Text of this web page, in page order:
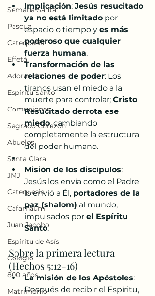
Semana Santa
Pascua
Catequesis
Effetá
Adoración
Espíritu Santo
Comuniones
Sagrado Corazón
Abuelos
Santa Clara
JMJ
Catequesis
Cafarnaúm
Juan Jacobo
Espíritu de Asís
Colegio
800 años
Matrimonio
Implicación: Jesús resucitado
ya no está limitado por
espacio o tiempo y es más
poderoso que cualquier
fuerza humana.
Transformación de las
relaciones de poder: Los
tiranos usan el miedo a la
muerte para controlar; Cristo
Resucitado derrota ese
miedo, cambiando
completamente la estructura
del poder humano.
Misión de los discípulos:
Jesús los envía como el Padre
lo envió a Él, portadores de la
paz (shalom) al mundo,
impulsados por el Espíritu
Santo.
Sobre la primera lectura
(Hechos 5:12-16)
La misión de los Apóstoles:
Después de recibir el Espíritu,